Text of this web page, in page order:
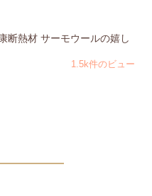
断熱材 サーモウールの嬉し
1.5k件のビュー